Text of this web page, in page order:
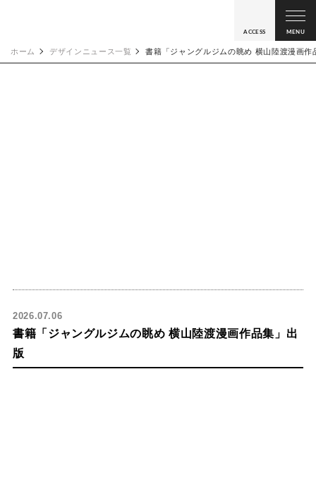
ACCESS MENU
ホーム デザインニュース一覧 書籍「ジャングルジムの眺め 横山陸渡漫画作
2026.07.06
書籍「ジャングルジムの眺め 横山陸渡漫画作品集」出
版